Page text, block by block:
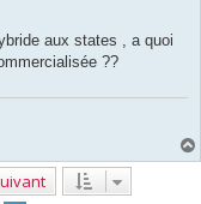
aux states , a quoi
??